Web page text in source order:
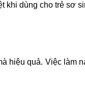
khi dùng cho trẻ sơ
hiệu quả. Việc làm